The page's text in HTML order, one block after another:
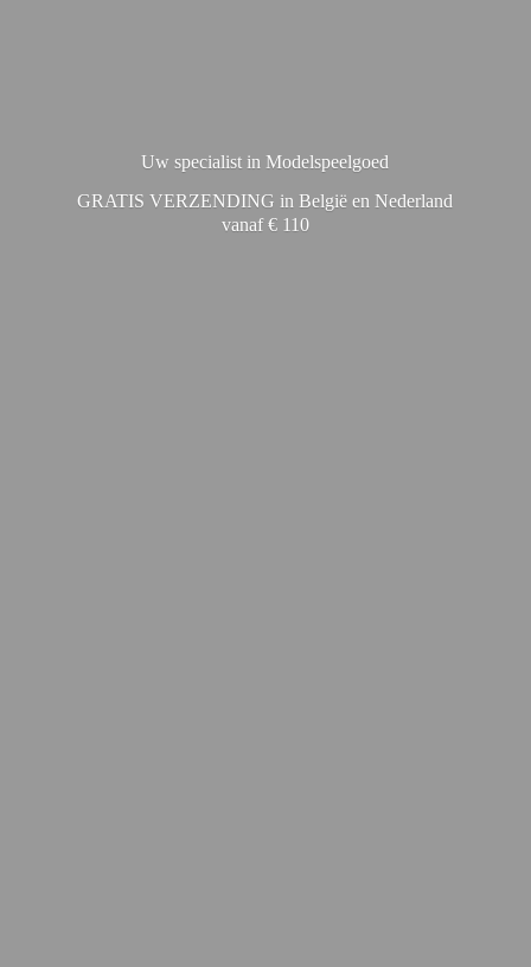
Uw specialist in Modelspeelgoed
GRATIS VERZENDING in België en Nederland
vanaf € 110